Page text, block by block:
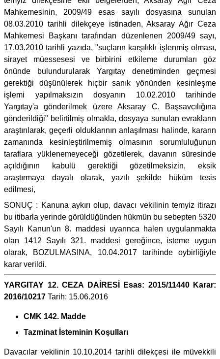
Mahkemesinin, 2009/49 esas sayılı dosyasına sunulan
08.03.2010 tarihli dilekçeye istinaden, Aksaray Ağır Ceza
Mahkemesi Başkanı tarafından düzenlenen 2009/49 sayı,
17.03.2010 tarihli yazıda, "suçların karşılıklı işlenmiş olması,
sirayet müessesesi ve birbirini etkileme durumları göz
önünde bulundurularak Yargıtay denetiminden geçmesi
gerektiği düşünülerek hiçbir sanık yönünden kesinleşme
işlemi yapılmaksızın dosyanın 10.02.2010 tarihinde
Yargıtay'a gönderilmek üzere Aksaray C. Başsavcılığına
gönderildiği" belirtilmiş olmakla, dosyaya sunulan evrakların
araştırılarak, geçerli olduklarının anlaşılması halinde, kararın
zamanında kesinleştirilmemiş olmasının sorumluluğunun
taraflara yüklenemeyeceği gözetilerek, davanın süresinde
açıldığının kabulü gerektiği gözetilmeksizin, eksik
araştırmaya dayalı olarak, yazılı şekilde hüküm tesis
edilmesi,
SONUÇ : Kanuna aykırı olup, davacı vekilinin temyiz itirazı
bu itibarla yerinde görüldüğünden hükmün bu sebepten 5320
Sayılı Kanun'un 8. maddesi uyarınca halen uygulanmakta
olan 1412 Sayılı 321. maddesi gereğince, isteme uygun
olarak, BOZULMASINA, 10.04.2017 tarihinde oybirliğiyle
karar verildi.
YARGITAY 12. CEZA DAİRESİ Esas: 2015/11440 Karar:
2016/10217 Tarih: 15.06.2016
CMK 142. Madde
Tazminat İsteminin Koşulları
Davacılar vekilinin 10.10.2014 tarihli dilekçesi ile müvekkili